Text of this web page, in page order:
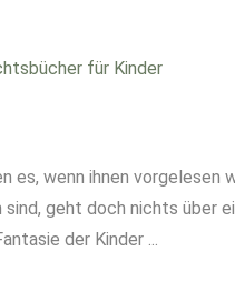
es, wenn ihnen vorgelesen
geht doch nichts über
der Kinder ...